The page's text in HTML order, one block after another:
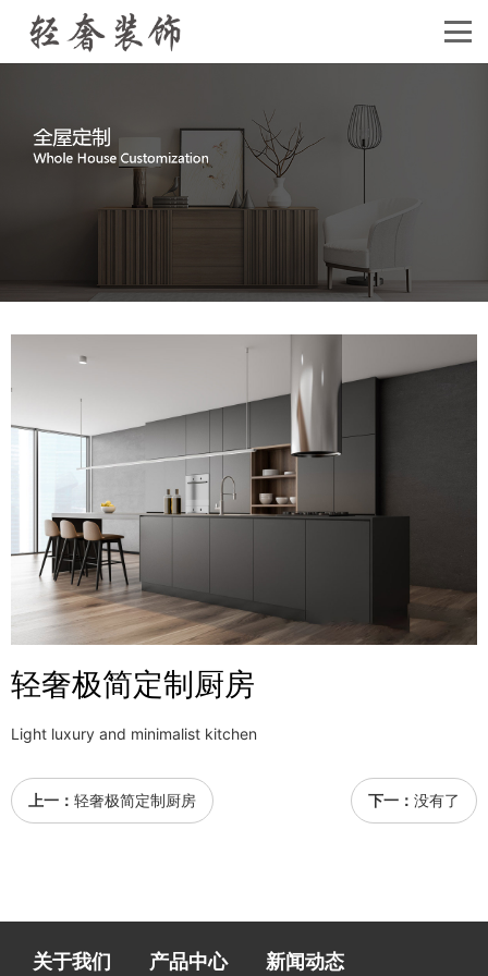
轻奢极简定制厨房
Light luxury and minimalist kitchen
上一： 轻奢极简定制厨房 下一： 没有了
关于我们 产品中心 新闻动态